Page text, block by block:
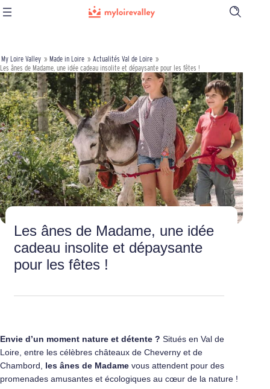
Ouvrir
My Loire Valley » Made in Loire » Actualités Val de Loire »
Les ânes de Madame, une idée cadeau insolite et dépaysante pour les fêtes !
Les ânes de Madame, une idée
cadeau insolite et dépaysante
pour les fêtes !
Envie d’un moment nature et détente ? Situés en Val de
Loire, entre les célèbres châteaux de Cheverny et de
Chambord,
les ânes de Madame vous attendent pour des
promenades amusantes et écologiques au cœur de la nature !